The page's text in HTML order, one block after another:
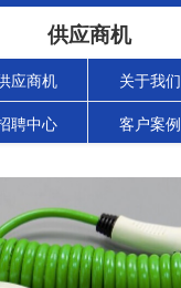
供应商机
应商机 关于我们
聘中心 客户案例